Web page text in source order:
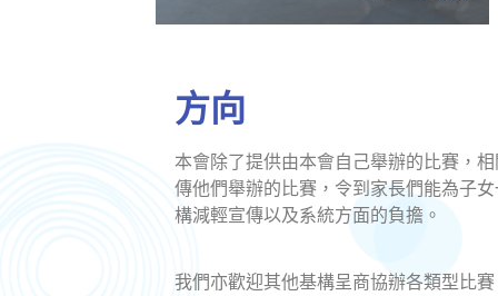
方向
本會除了提供由本會自己舉辦的比賽，
傳他們舉辦的比賽，令到家長們能為子
構減輕宣傳以及系統方面的負擔。
我們亦歡迎其他基構呈商協辦各類型比